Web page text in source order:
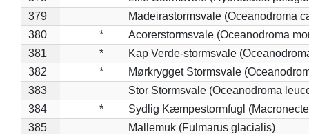
379
Madeirastormsvale (Oceanodroma
380
*
Acorerstormsvale (Oceanodroma
381
*
Kap Verde-stormsvale
382
*
Mørkrygget Stormsvale
383
Stor Stormsvale (Oceanodroma
384
*
Sydlig Kæmpestormfugl
385
Mallemuk (Fulmarus glacialis)